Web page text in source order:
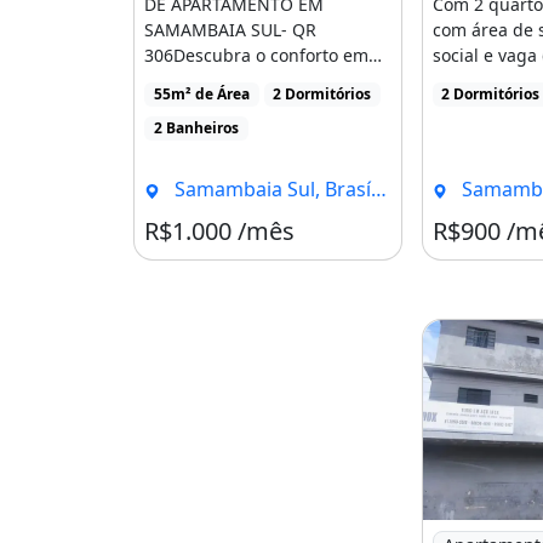
- Elevador;
- Portaria remota;
- Zelador;
- Portaria Central;
- Portão eletrônico para carros;
- Localizado próximo ao metrô;
SAMAMBAIA SUL- QR
306Descubra o conforto em
um ótimo apartamento
localizado na QR [...]
55m² de Área
2 Dormitórios
2 Banheiros
Samambaia Sul, Brasília - DF
R$1.000 /mês
com área de
social e vaga
2 Dormitórios
R$900 /
Imagem: